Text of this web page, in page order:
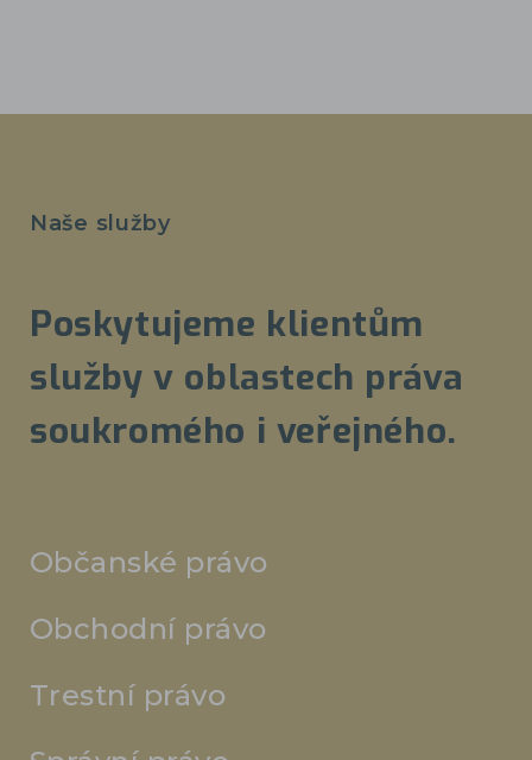
Naše služby
Poskytujeme klientům
služby v oblastech práva
soukromého i veřejného.
Občanské právo
Obchodní právo
Trestní právo